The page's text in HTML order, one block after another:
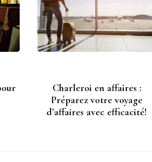
Charleroi en affaires :
Préparez votre voyage
d’affaires avec efficacité!